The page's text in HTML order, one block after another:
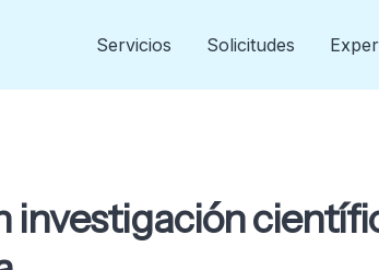
Servicios Solicitudes
investigación